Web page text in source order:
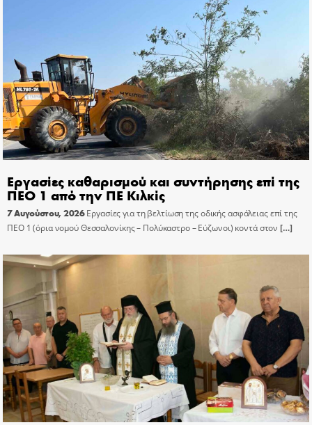
Εργασίες καθαρισμού και συντήρησης επί της
ΠΕΟ 1 από την ΠΕ Κιλκίς
7 Αυγούστου, 2026 Εργασίες για τη βελτίωση της οδικής ασφάλειας επί της
ΠΕΟ 1 (όρια νομού Θεσσαλονίκης – Πολύκαστρο – Εύζωνοι) κοντά στον […]